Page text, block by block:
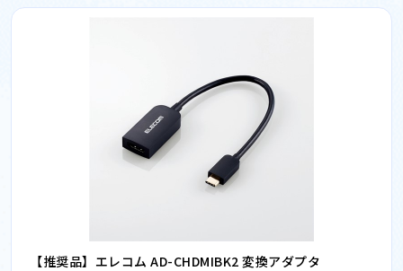
【推奨品】エレコム AD-CHDMIBK2 変換アダプタ